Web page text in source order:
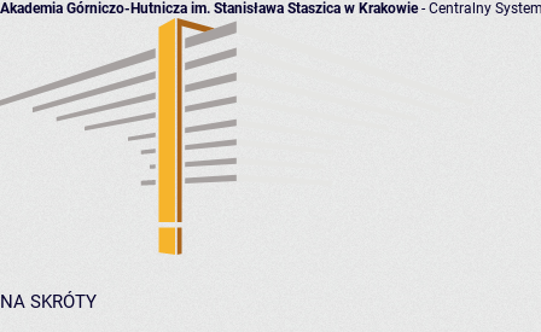
Akademia Górniczo-Hutnicza im. Stanisława Staszica w Krakowie- Centralny
NA SKRÓTY